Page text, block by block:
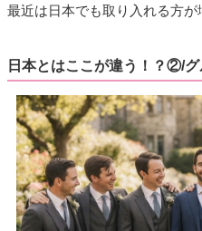
最近は日本でも取り入れる方が
日本とはここが違う！？②/